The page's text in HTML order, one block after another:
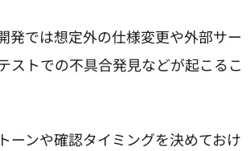
発では想定外の仕様変更や外部サー
ストでの不具合発見などが起こるこ
ーンや確認タイミングを決めておけ